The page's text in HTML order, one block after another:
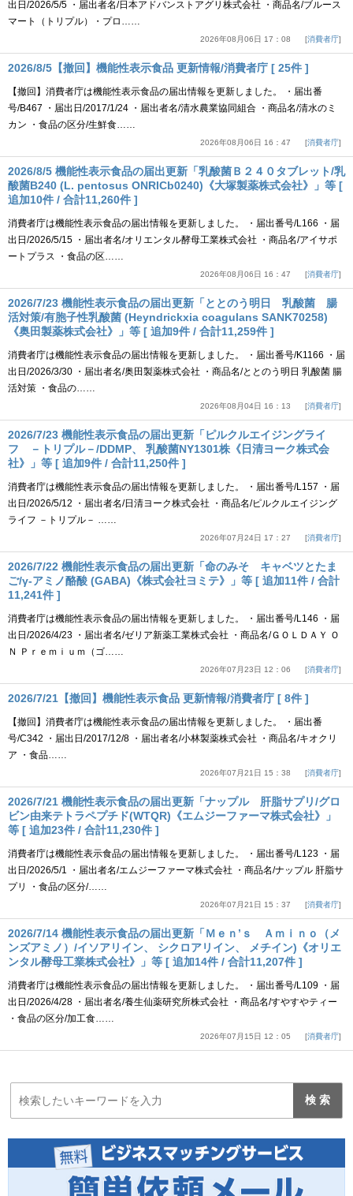
出日/2026/5/5 ・届出者名/日本アドバンストアグリ株式会社 ・商品名/ブルース
マート（トリプル）・プロ……
2026年08月06日 17：08 消費者庁
2026/8/5【撤回】機能性表示食品 更新情報/消費者庁 [ 25件 ]
【撤回】消費者庁は機能性表示食品の届出情報を更新しました。 ・届出番
号/B467 ・届出日/2017/1/24 ・届出者名/清水農業協同組合 ・商品名/清水のミ
カン ・食品の区分/生鮮食……
2026年08月06日 16：47 消費者庁
2026/8/5 機能性表示食品の届出更新「乳酸菌Ｂ２４０タブレット/乳
酸菌B240 (L. pentosus ONRICb0240)《大塚製薬株式会社》」等 [
追加10件 / 合計11,260件 ]
消費者庁は機能性表示食品の届出情報を更新しました。 ・届出番号/L166 ・届
出日/2026/5/15 ・届出者名/オリエンタル酵母工業株式会社 ・商品名/アイサポ
ートプラス ・食品の区……
2026年08月06日 16：47 消費者庁
2026/7/23 機能性表示食品の届出更新「ととのう明日 乳酸菌 腸
活対策/有胞子性乳酸菌 (Heyndrickxia coagulans SANK70258)
《奥田製薬株式会社》」等 [ 追加9件 / 合計11,259件 ]
消費者庁は機能性表示食品の届出情報を更新しました。 ・届出番号/K1166 ・届
出日/2026/3/30 ・届出者名/奥田製薬株式会社 ・商品名/ととのう明日 乳酸菌 腸
活対策 ・食品の……
2026年08月04日 16：13 消費者庁
2026/7/23 機能性表示食品の届出更新「ピルクルエイジングライ
フ －トリプル－/DDMP、 乳酸菌NY1301株《日清ヨーク株式会
社》」等 [ 追加9件 / 合計11,250件 ]
消費者庁は機能性表示食品の届出情報を更新しました。 ・届出番号/L157 ・届
出日/2026/5/12 ・届出者名/日清ヨーク株式会社 ・商品名/ピルクルエイジング
ライフ －トリプル－ ……
2026年07月24日 17：27 消費者庁
2026/7/22 機能性表示食品の届出更新「命のみそ キャベツとたま
ご/γ-アミノ酪酸 (GABA)《株式会社ヨミテ》」等 [ 追加11件 / 合計
11,241件 ]
消費者庁は機能性表示食品の届出情報を更新しました。 ・届出番号/L146 ・届
出日/2026/4/23 ・届出者名/ゼリア新薬工業株式会社 ・商品名/ＧＯＬＤＡＹ Ｏ
Ｎ Ｐｒｅｍｉｕｍ（ゴ……
2026年07月23日 12：06 消費者庁
2026/7/21【撤回】機能性表示食品 更新情報/消費者庁 [ 8件 ]
【撤回】消費者庁は機能性表示食品の届出情報を更新しました。 ・届出番
号/C342 ・届出日/2017/12/8 ・届出者名/小林製薬株式会社 ・商品名/キオクリ
ア ・食品……
2026年07月21日 15：38 消費者庁
2026/7/21 機能性表示食品の届出更新「ナップル 肝脂サプリ/グロ
ビン由来テトラペプチド(WTQR)《エムジーファーマ株式会社》」
等 [ 追加23件 / 合計11,230件 ]
消費者庁は機能性表示食品の届出情報を更新しました。 ・届出番号/L123 ・届
出日/2026/5/1 ・届出者名/エムジーファーマ株式会社 ・商品名/ナップル 肝脂サ
プリ ・食品の区分/……
2026年07月21日 15：37 消費者庁
2026/7/14 機能性表示食品の届出更新「Ｍｅｎ’ｓ Ａｍｉｎｏ（メ
ンズアミノ）/イソアリイン、 シクロアリイン、 メチイン)《オリエ
ンタル酵母工業株式会社》」等 [ 追加14件 / 合計11,207件 ]
消費者庁は機能性表示食品の届出情報を更新しました。 ・届出番号/L109 ・届
出日/2026/4/28 ・届出者名/養生仙薬研究所株式会社 ・商品名/すやすやティー
・食品の区分/加工食……
2026年07月15日 12：05 消費者庁